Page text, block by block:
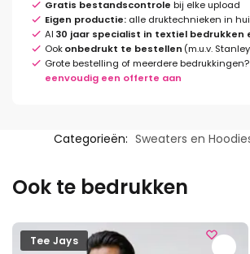
Gratis bestandscontrole bij elke upload
Eigen productie: alle druktechnieken in
Al 30 jaar specialist in textiel bedrukken
Ookonbedrukt te bestellen (m.u.v.
Grote bestelling of meerdere bedrukkingen?
eenvoudig een offerte aan
Categorieën: Sweaters en
Ook te bedrukken
Tee Jays